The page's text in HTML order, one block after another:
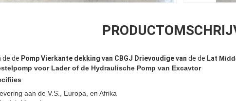
de de Pomp Vierkante dekking van CBGJ Drievoudige van de de Lat
voor Lader of de Hydraulische Pomp van Excavtor
aan de V.S., Europa, en Afrika